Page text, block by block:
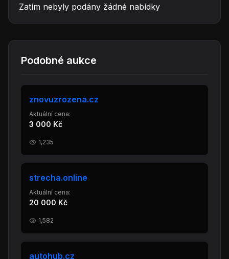
Zatím nebyly podány žádné nabídky
Podobné aukce
znovuzrozena.cz
Aktuální cena:
3 000 Kč
1,235
strecha.online
Aktuální cena:
20 000 Kč
1,582
autohub.cz